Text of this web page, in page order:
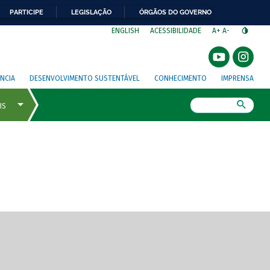
PARTICIPE LEGISLAÇÃO ÓRGÃOS DO GOVERNO
ENGLISH ACESSIBILIDADE A+ A-
DESENVOLVIMENTO SUSTENTÁVEL CONHECIMENTO IMPRENSA
de tela